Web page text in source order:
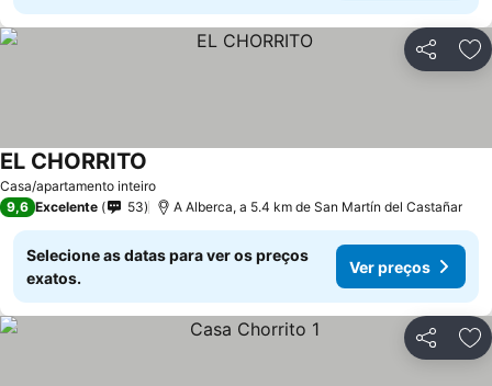
Partilhar
Casa/apartamento inteiro
EL CHORRITO
9,6 Excelente 53 A Alberca, a 5.4 km de San Martín del Castañar
Selecione as datas para ver os preços
exatos.
Ver preços
Partilhar